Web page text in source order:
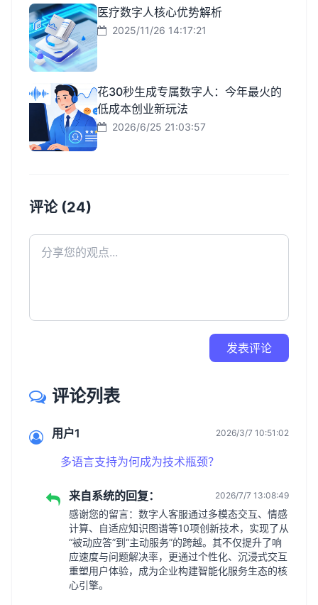
医疗数字人核心优势解析
2025/11/26 14:17:21
花30秒生成专属数字人：今年最火的
低成本创业新玩法
2026/6/25 21:03:57
评论 (24)
发表评论
评论列表
用户1 2026/3/7 10:51:02
多语言支持为何成为技术瓶颈？
来自系统的回复： 2026/7/7 13:08:49
感谢您的留言：数字人客服通过多模态交互、情感
计算、自适应知识图谱等10项创新技术，实现了从
“被动应答”到“主动服务”的跨越。其不仅提升了响
应速度与问题解决率，更通过个性化、沉浸式交互
重塑用户体验，成为企业构建智能化服务生态的核
心引擎。